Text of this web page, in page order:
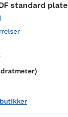
standard plate
)
)